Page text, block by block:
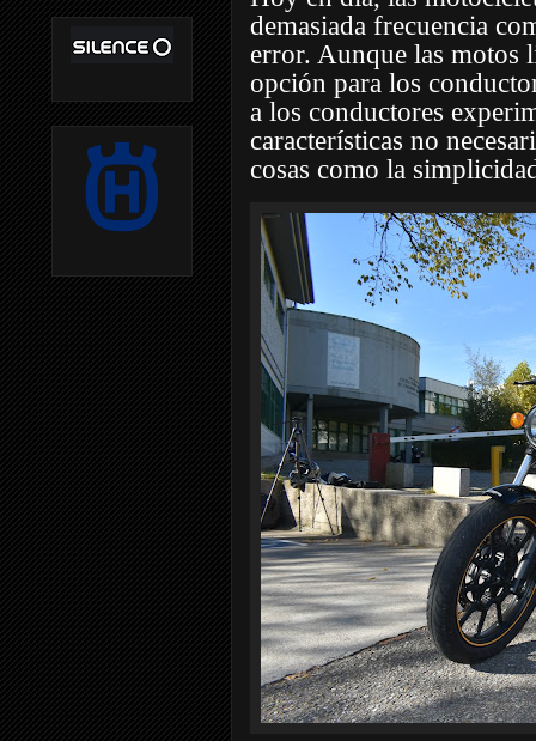
demasiada frecuencia
error. Aunque las motos
opción para los
a los conductores
características no
cosas como la